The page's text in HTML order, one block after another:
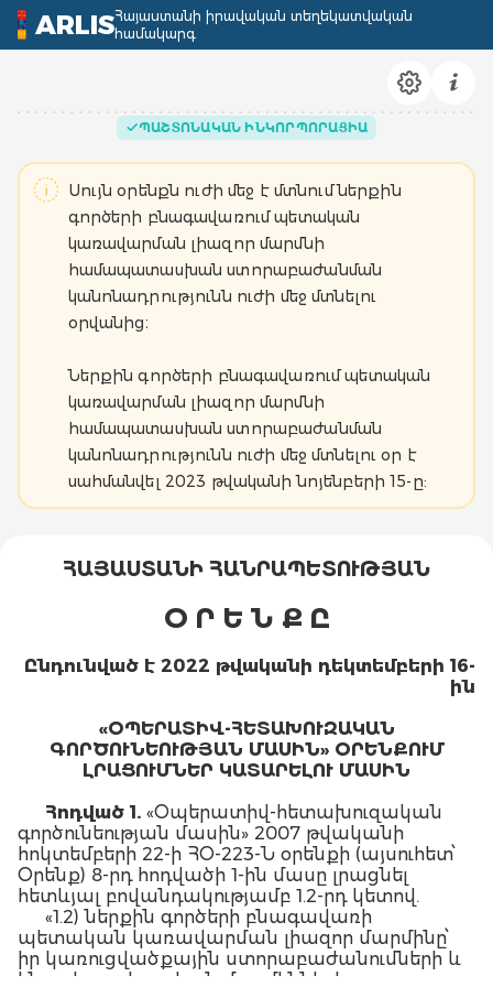
ARLISՀայաստանի իրավական տեղեկատվական
համակարգ
ՊԱՇՏՈՆԱԿԱՆ ԻՆԿՈՐՊՈՐԱՑԻԱ
Սույն օրենքն ուժի մեջ է մտնում ներքին
գործերի բնագավառում պետական
կառավարման լիազոր մարմնի
համապատասխան ստորաբաժանման
կանոնադրությունն ուժի մեջ մտնելու
օրվանից։
Ներքին գործերի բնագավառում պետական
կառավարման լիազոր մարմնի
համապատասխան ստորաբաժանման
կանոնադրությունն ուժի մեջ մտնելու օր է
սահմանվել 2023 թվականի նոյենբերի 15-ը:
ՀԱՅԱՍՏԱՆԻ ՀԱՆՐԱՊԵՏՈՒԹՅԱՆ
Օ Ր Ե Ն Ք Ը
Ընդունված է 2022 թվականի դեկտեմբերի 16-
ին
«ՕՊԵՐԱՏԻՎ-ՀԵՏԱԽՈՒԶԱԿԱՆ
ԳՈՐԾՈՒՆԵՈՒԹՅԱՆ ՄԱՍԻՆ» ՕՐԵՆՔՈՒՄ
ԼՐԱՑՈՒՄՆԵՐ ԿԱՏԱՐԵԼՈՒ ՄԱՍԻՆ
Հոդված 1. «Օպերատիվ-հետախուզական
գործունեության մասին» 2007 թվականի
հոկտեմբերի 22-ի ՀՕ-223-Ն օրենքի (այսուհետ՝
Օրենք) 8-րդ հոդվածի 1-ին մասը լրացնել
հետևյալ բովանդակությամբ 1.2-րդ կետով.
«1.2) ներքին գործերի բնագավառի
պետական կառավարման լիազոր մարմինը՝
իր կառուցվածքային ստորաբաժանումների և
ենթակա պետական մարմինների